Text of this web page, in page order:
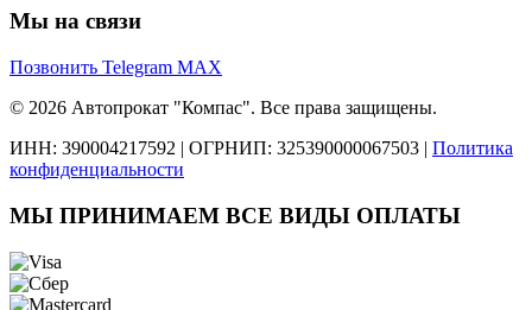
Мы на связи
Позвонить Telegram MAX
© 2026 Автопрокат "Компас". Все права защищены.
ИНН: 390004217592 | ОГРНИП: 325390000067503 | Политика
конфиденциальности
МЫ ПРИНИМАЕМ ВСЕ ВИДЫ ОПЛАТЫ